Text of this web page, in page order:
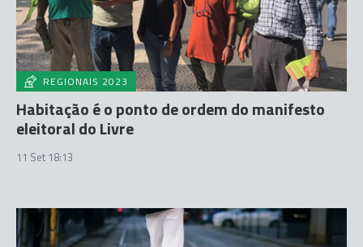
REGIONAIS 2023
Habitação é o ponto de ordem do manifesto
eleitoral do Livre
11 Set 18:13